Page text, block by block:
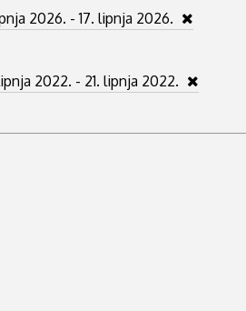
2026. - 17. lipnja 2026.
2022. - 21. lipnja 2022.